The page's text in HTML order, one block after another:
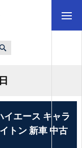
エース キャラ
トン 新車 中古